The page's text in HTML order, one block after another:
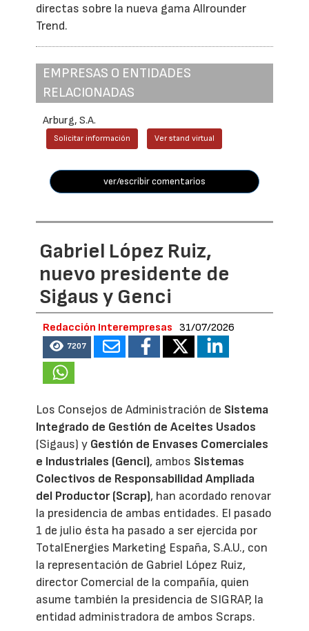
directas sobre la nueva gama Allrounder
Trend.
EMPRESAS O ENTIDADES
RELACIONADAS
Arburg, S.A.
Solicitar información Ver stand virtual
ver/escribir comentarios
Gabriel López Ruiz,
nuevo presidente de
Sigaus y Genci
Redacción Interempresas 31/07/2026
7207
Los Consejos de Administración de Sistema
Integrado de Gestión de Aceites Usados
(Sigaus) y Gestión de Envases Comerciales
e Industriales (Genci), ambos Sistemas
Colectivos de Responsabilidad Ampliada
del Productor (Scrap), han acordado renovar
la presidencia de ambas entidades. El pasado
1 de julio ésta ha pasado a ser ejercida por
TotalEnergies Marketing España, S.A.U., con
la representación de Gabriel López Ruiz,
director Comercial de la compañía, quien
asume también la presidencia de SIGRAP, la
entidad administradora de ambos Scraps.